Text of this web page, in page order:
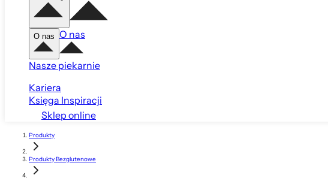
O nas O nas
Nasze piekarnie
Kariera
Księga Inspiracji
Sklep online
Produkty
Produkty Bezglutenowe